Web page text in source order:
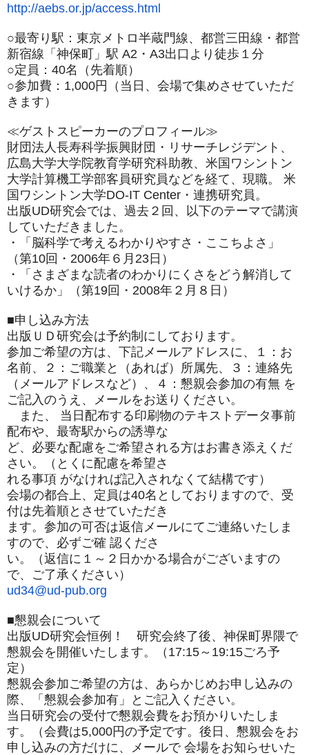
http://aebs.or.jp/access.html
○最寄り駅：東京メトロ半蔵門線、都営三田線・都営
新宿線「 神保町」駅 A2・A3出口より徒歩１分
○定員：40名（先着順）
○参加費：1,000円（当日、会場で集めさせていただ
きます）
≪ゲストスピーカーのプロフィール≫
財団法人長寿科学振興財団・リサーチレジデント、
広島大学大学院教育学研究科助教、米国ワシントン
大学計算機工学部客員研究員などを経て、 現職。 米
国ワ シントン大学DO-IT Center・連携研究員。
出版UD研究会では、過去２回、
以下のテーマで講演
していただきました。
・「脳科学で考えるわかりやすさ・ここちよさ」
（第10回・ 2006年６月23日）
・「さまざまな読者のわかりにくさをどう解消して
いけるか」（第19回・2008年 ２月８日）
■申し込み方法
出版ＵＤ研究会は予約制にしております。
参加ご希望の方は、下記メールアドレスに、１：お
名前、２： ご職業と（あれば）所属先、３：連絡先
（メールアドレスなど）、４： 懇親会参加の有無 を
ご記入のうえ、メールをお送りください。
また、 当日配布する印刷物のテキストデータ事前
配布や、 最寄駅からの誘導な
ど、必要な配慮をご希望される方はお書き添えくだ
さい。（ とくに配慮を希望さ
れる事項 がなければ記入されなくて結構です）
会場の都合上、定員は40名としておりますので、 受
付は先着順とさせていただき
ます。参加の可否は返信メールにてご連絡いたしま
すので、 必ずご確 認くださ
い。（返信に１～２日かかる場合がございますの
で、 ご了承ください）
ud34@ud-pub.org
■懇親会について
出版UD研究会恒例！ 研究会終了後、神保町界隈で
懇親会を開催いたしま す。（17:15～19:15ごろ予
定）
懇親会参加ご希望の方は、あらかじめお申し込みの
際、「 懇親会参加有」とご記 入ください。
当日研究会の受付で懇親会費をお預かりいたしま
す。（会費は5,000円の予定です。後日、懇親会をお
申し込みの方だけに、メールで 会場をお知らせいた